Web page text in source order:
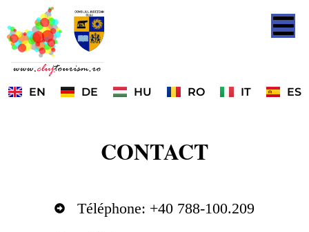
EN DE HU RO IT ES
CONTACT
Téléphone: +40 788-100.209